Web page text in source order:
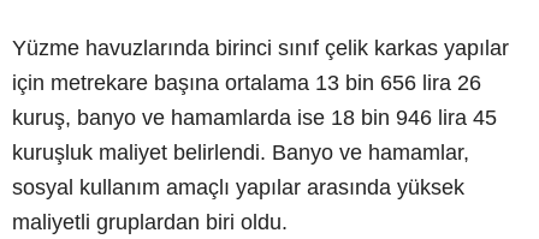
Yüzme havuzlarında birinci sınıf çelik karkas yapılar
için metrekare başına ortalama 13 bin 656 lira 26
kuruş, banyo ve hamamlarda ise 18 bin 946 lira 45
kuruşluk maliyet belirlendi. Banyo ve hamamlar,
sosyal kullanım amaçlı yapılar arasında yüksek
maliyetli gruplardan biri oldu.